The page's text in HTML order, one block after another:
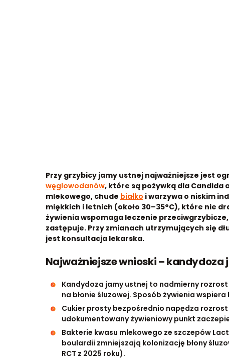
Przy grzybicy jamy ustnej najważniejsze jest
węglowodanów, które są pożywką dla Candida
mlekowego, chude białko i warzywa o niskim
miękkich i letnich (około 30–35°C), które nie
żywienia wspomaga leczenie
zastępuje. Przy zmianach utrzymujących się
jest konsultacja lekarska.
Najważniejsze wnioski – kandydoza
Kandydoza jamy ustnej to nadmierny
na błonie śluzowej. Sposób żywienia
Cukier prosty bezpośrednio napędza
udokumentowany żywieniowy punkt
Bakterie kwasu mlekowego ze szczepów
boulardii zmniejszają kolonizację błony
RCT z 2025 roku).